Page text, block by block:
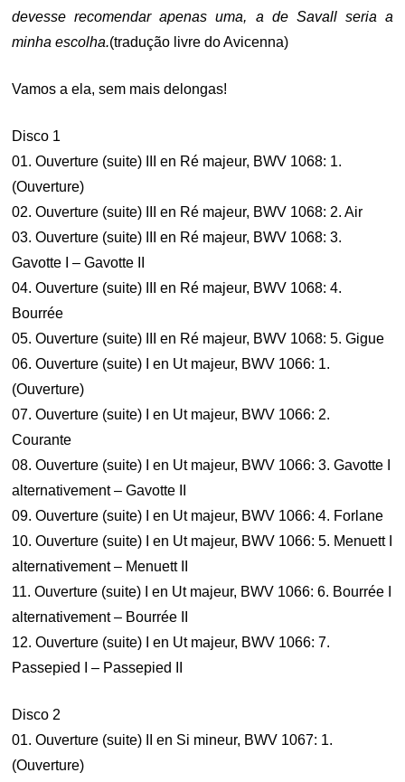
devesse recomendar apenas uma, a de Savall seria a
minha escolha.(tradução livre do Avicenna)
Vamos a ela, sem mais delongas!
Disco 1
01. Ouverture (suite) III en Ré majeur, BWV 1068: 1.
(Ouverture)
02. Ouverture (suite) III en Ré majeur, BWV 1068: 2. Air
03. Ouverture (suite) III en Ré majeur, BWV 1068: 3.
Gavotte I – Gavotte II
04. Ouverture (suite) III en Ré majeur, BWV 1068: 4.
Bourrée
05. Ouverture (suite) III en Ré majeur, BWV 1068: 5. Gigue
06. Ouverture (suite) I en Ut majeur, BWV 1066: 1.
(Ouverture)
07. Ouverture (suite) I en Ut majeur, BWV 1066: 2.
Courante
08. Ouverture (suite) I en Ut majeur, BWV 1066: 3. Gavotte I
alternativement – Gavotte II
09. Ouverture (suite) I en Ut majeur, BWV 1066: 4. Forlane
10. Ouverture (suite) I en Ut majeur, BWV 1066: 5. Menuett I
alternativement – Menuett II
11. Ouverture (suite) I en Ut majeur, BWV 1066: 6. Bourrée I
alternativement – Bourrée II
12. Ouverture (suite) I en Ut majeur, BWV 1066: 7.
Passepied I – Passepied II
Disco 2
01. Ouverture (suite) II en Si mineur, BWV 1067: 1.
(Ouverture)